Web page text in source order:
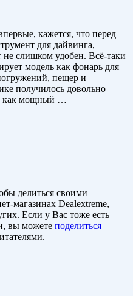
кажется, что перед
для дайвинга,
слишком удобен. Всё-таки
модель как фонарь для
пещер и
получилось довольно
как мощный …
делиться своими
магазинах Dealextreme,
Если у Вас тоже есть
вы можете поделиться